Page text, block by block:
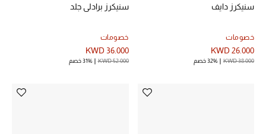
تسوقوا أحدث الماركات
سنيكرز دايف
خصومات
KWD 26.000
KWD 38.000 32% خصم
سنيكرز برادلي جلد
خصومات
KWD 36.000
KWD 52.000 31% خصم